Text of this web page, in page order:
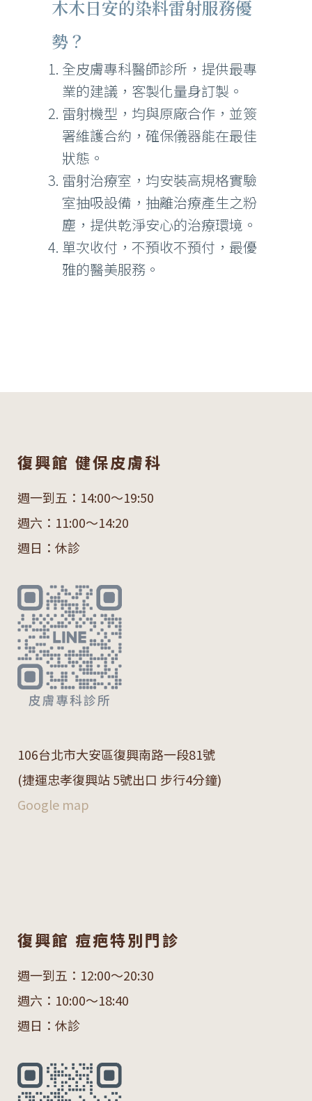
木木日安的染料雷射服務優
勢？
全皮膚專科醫師診所，提供最專
業的建議，客製化量身訂製。
雷射機型，均與原廠合作，並簽
署維護合約，確保儀器能在最佳
狀態。
雷射治療室，均安裝高規格實驗
室抽吸設備，抽離治療產生之粉
塵，提供乾淨安心的治療環境。
單次收付，不預收不預付，最優
雅的醫美服務。
復興館 健保皮膚科
週一到五：14:00～19:50
週六：11:00～14:20
週日：休診
106台北市大安區復興南路一段81號
(捷運忠孝復興站 5號出口 步行4分鐘)
Google map
復興館 痘疤特別門診
週一到五：12:00～20:30
週六：10:00～18:40
週日：休診